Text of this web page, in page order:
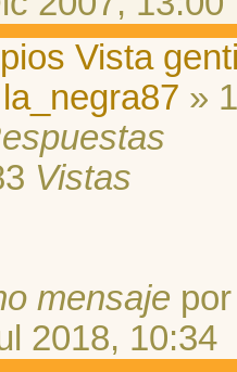
Vista
la_negra87 »
Vistas
mensaje
2018, 10:34